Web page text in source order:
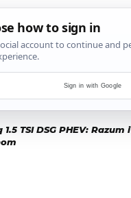
24 REZULTATA ZA TAG “
TSI DSG PHEV: Razum i
Sign in with Google